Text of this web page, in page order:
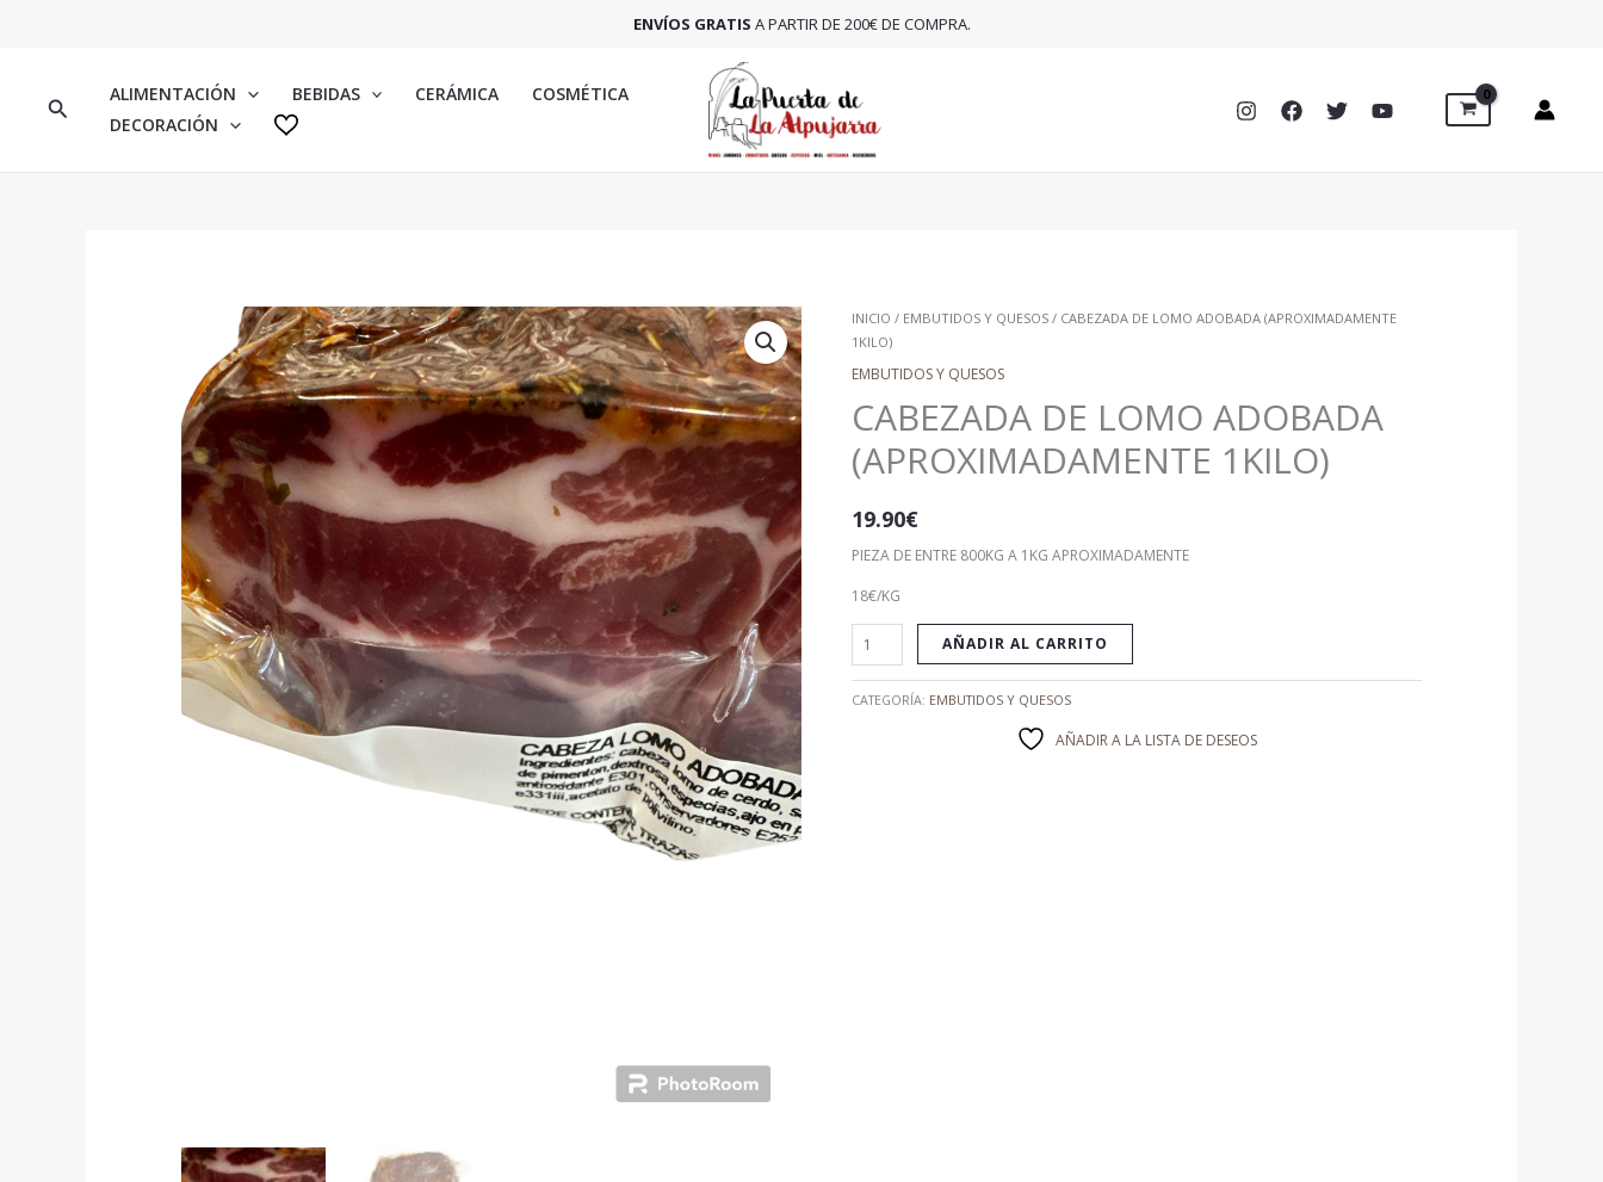
ENVÍOS GRATIS A PARTIR DE 200€ DE COMPRA.
BUSCARALIMENTACIÓN BEBIDAS CERÁMICA
COSMÉTICA
DECORACIÓN
INICIO / EMBUTIDOS Y QUESOS/ CABEZADA DE LOMO ADOBADA (APROXIMADAMENTE
1KILO)
EMBUTIDOS Y QUESOS
CABEZADA DE LOMO ADOBADA
(APROXIMADAMENTE 1KILO)
19.90€
PIEZA DE ENTRE 800KG A 1KG APROXIMADAMENTE
18€/KG
CABEZADA
DE
LOMO
(APROXIMADAMENTE
1KILO)
CANTIDAD
AÑADIR AL CARRITO
CATEGORÍA: EMBUTIDOS Y QUESOS
AÑADIR A LA LISTA DE DESEOS